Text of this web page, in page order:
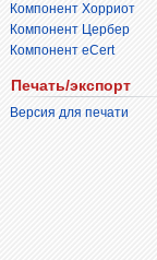
Компонент Хорриот
Компонент Цербер
Компонент eCert
Печать/экспорт
Версия для печати